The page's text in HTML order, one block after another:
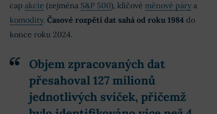
cap akcie (zejména S&P 500), klíčové měnové páry a
komodity. Časové rozpětí dat sahá od roku 1984 do
konce roku 2024.
Objem zpracovaných dat
přesahoval 127 milionů
jednotlivých svíček, přičemž